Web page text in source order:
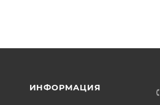
ИНФОРМАЦИЯ